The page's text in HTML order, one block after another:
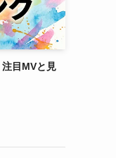
目MVと見